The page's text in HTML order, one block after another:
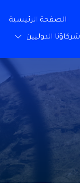
الصفحة الرئيسية
شركاؤنا الدوليين